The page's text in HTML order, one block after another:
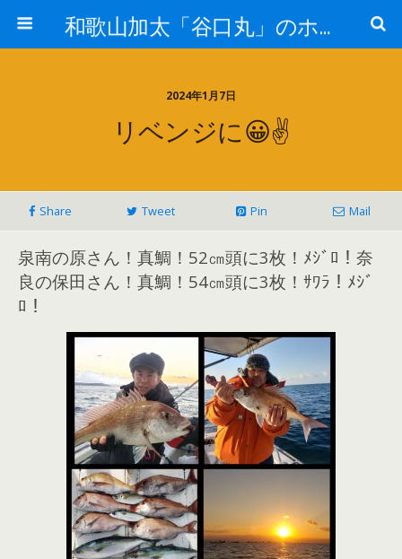
和歌山加太「谷口丸」のホームページ
2024年1月7日
リベンジに😀✌️
Share Tweet Pin Mail
泉南の原さん！真鯛！52㎝頭に3枚！ﾒｼﾞﾛ！奈
良の保田さん！真鯛！54㎝頭に3枚！ｻﾜﾗ！ﾒｼﾞ
ﾛ！